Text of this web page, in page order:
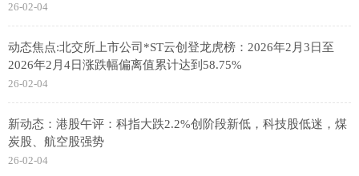
26-02-04
动态焦点:北交所上市公司*ST云创登龙虎榜：2026年2月3日至
2026年2月4日涨跌幅偏离值累计达到58.75%
26-02-04
新动态：港股午评：科指大跌2.2%创阶段新低，科技股低迷，煤
炭股、航空股强势
26-02-04